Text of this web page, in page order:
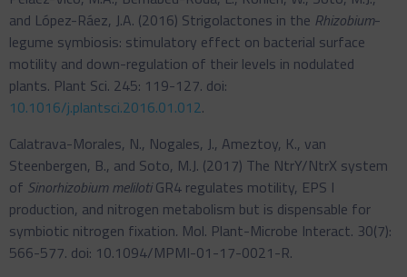
and López-Ráez, J.A. (2016) Strigolactones in the Rhizobium-
legume symbiosis: stimulatory effect on bacterial surface
motility and down-regulation of their levels in nodulated
plants. Plant Sci. 245: 119-127. doi:
10.1016/j.plantsci.2016.01.012.
Calatrava-Morales, N., Nogales, J., Ameztoy, K., van
Steenbergen, B., and Soto, M.J. (2017) The NtrY/NtrX system
of Sinorhizobium melilotiGR4 regulates motility, EPS I
production, and nitrogen metabolism but is dispensable for
symbiotic nitrogen fixation. Mol. Plant-Microbe Interact. 30(7):
566-577. doi: 10.1094/MPMI-01-17-0021-R.